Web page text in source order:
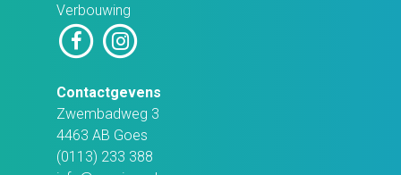
Verbouwing
Contactgevens
Zwembadweg 3
4463 AB Goes
(0113) 233 388